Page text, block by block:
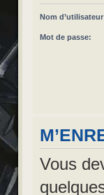
Nom
Mot de passe:
Vous